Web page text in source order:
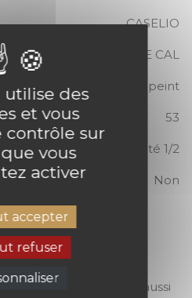
CASELIO
ESCAPADE CAL
Papier peint
53
Raccord sauté 1/2
Non
que dans les îles. C’est aussi
utilise des
et vous
contrôle sur
vous
activer
accepter
refuser